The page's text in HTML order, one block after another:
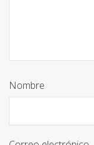
Nombre